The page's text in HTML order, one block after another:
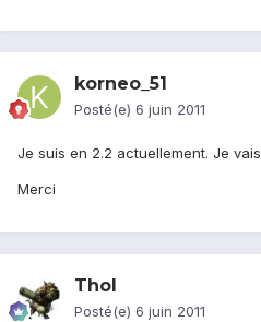
korneo_51
Posté(e) 6 juin 2011
Je suis en 2.2 actuellement. Je
Merci
Thol
Posté(e) 6 juin 2011